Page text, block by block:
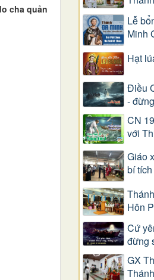
cha quản
Lễ
Minh
Hạt
Điều
-
CN
với
Giáo
bí
Hôn
Cứ
đừng
GX